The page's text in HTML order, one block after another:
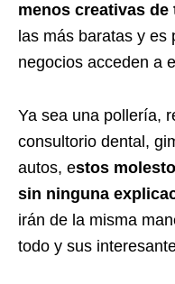
menos creativas de
las más baratas y
negocios acceden a
Ya sea una pollería,
consultorio dental,
autos, estos
sin ninguna
irán de la misma
todo y sus